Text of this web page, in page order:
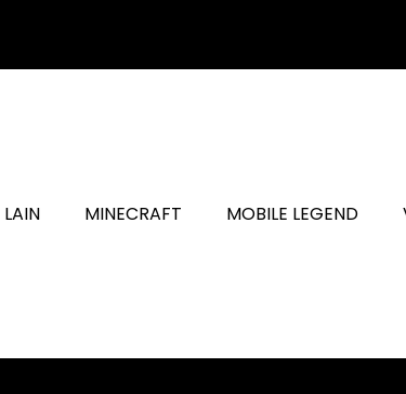
MINECRAFT MOBILE LEGEND